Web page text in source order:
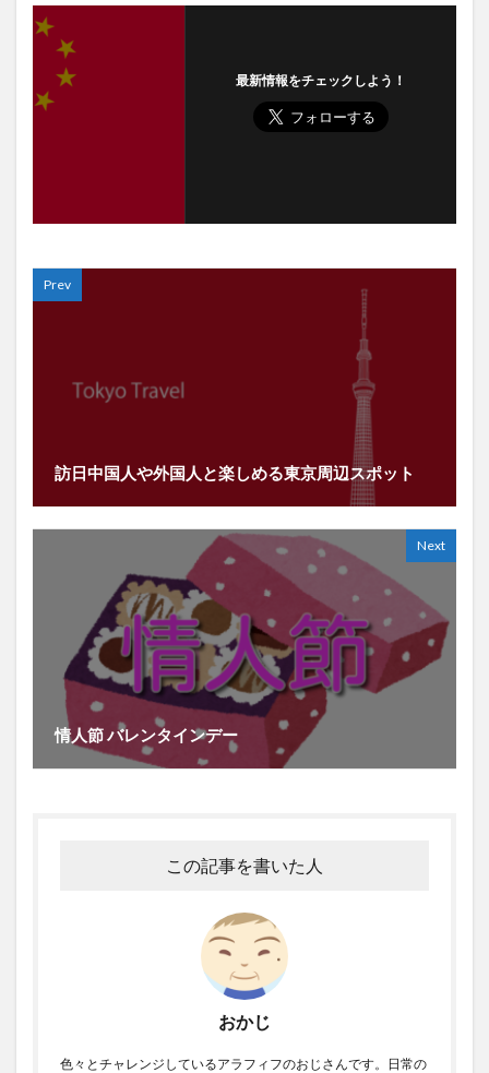
最新情報をチェックしよう！
Prev
訪日中国人や外国人と楽しめる東京周辺スポット
Next
情人節 バレンタインデー
この記事を書いた人
おかじ
色々とチャレンジしているアラフィフのおじさんです。日常の